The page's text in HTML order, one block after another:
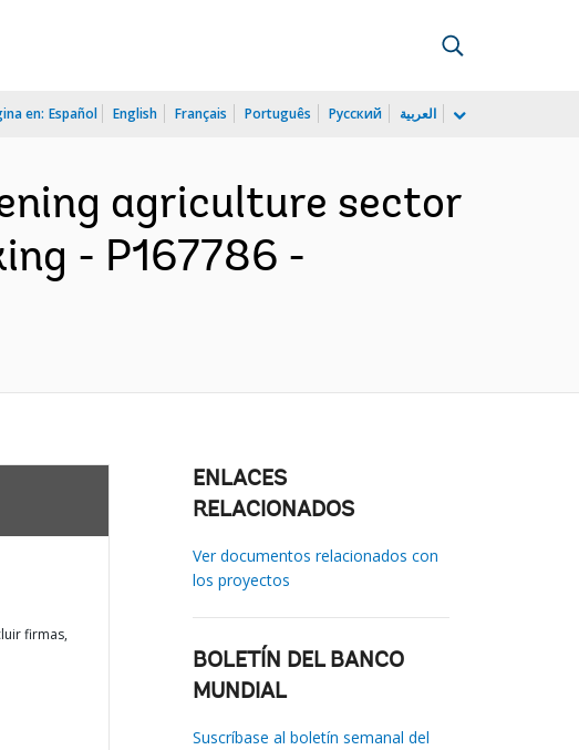
en: Español English Français Português Русский العربية
agriculture sector
- P167786 -
firmas,
ENLACES
RELACIONADOS
Ver documentos relacionados con
los proyectos
BOLETÍN DEL BANCO
MUNDIAL
Suscríbase al boletín semanal del